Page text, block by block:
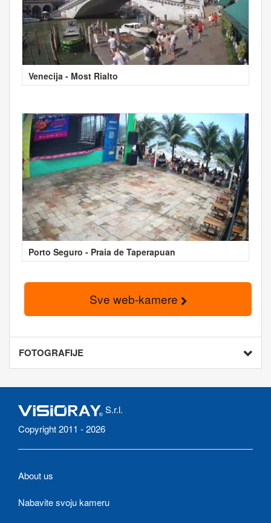
Venecija - Most Rialto
Porto Seguro - Praia de Taperapuan
Sve web-kamere
FOTOGRAFIJE
S.r.l.
Copyright 2011 - 2026
About us
Nabavite svoju kameru